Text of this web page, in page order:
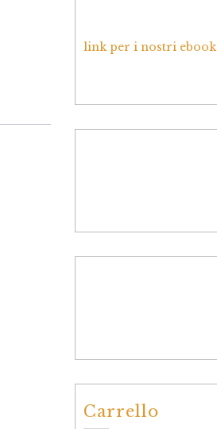
link per i nostri ebook
Carrello